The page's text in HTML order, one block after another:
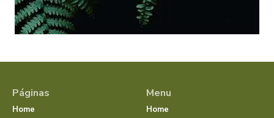
Páginas
Home
Menu
Home